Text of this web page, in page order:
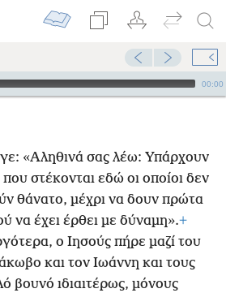
00:00
«Αληθινά σας λέω: Υπάρχουν
στέκονται εδώ οι οποίοι δεν
θάνατο, μέχρι να δουν πρώτα
να έχει έρθει με δύναμη».+
ο Ιησούς πήρε μαζί του
και τον Ιωάννη και τους
βουνό ιδιαιτέρως, μόνους